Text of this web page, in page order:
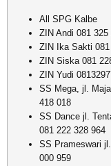
All SPG Kalbe
ZIN Andi 081 325
ZIN Ika Sakti
ZIN Siska 081
ZIN Yudi
SS Mega, jl.
418 018
SS Dance jl.
081 222 328 964
SS Prameswari
000 959